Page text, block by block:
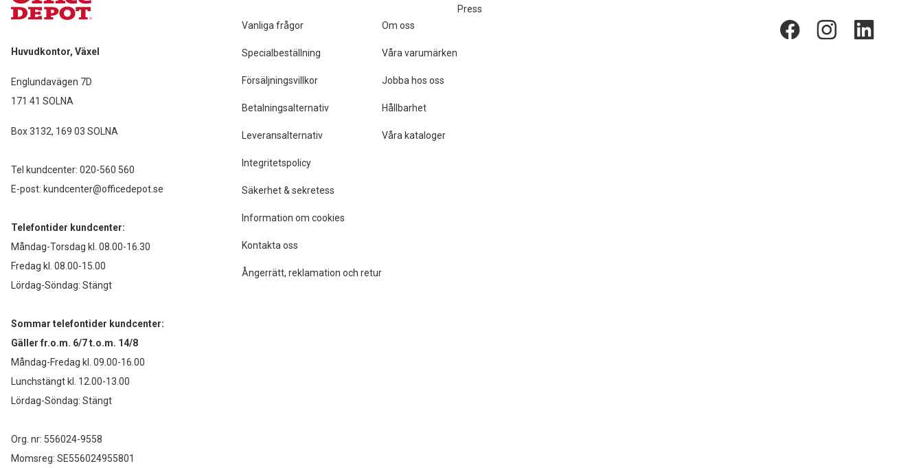
Huvudkontor, Växel
Englundavägen 7D
171 41 SOLNA
Box 3132, 169 03 SOLNA
Tel kundcenter: 020-560 560
E-post: kundcenter@officedepot.se
Telefontider kundcenter:
Måndag-Torsdag kl. 08.00-16.30
Fredag kl. 08.00-15.00
Lördag-Söndag: Stängt
Sommar telefontider kundcenter:
Gäller fr.o.m. 6/7 t.o.m. 14/8
Måndag-Fredag kl. 09.00-16.00
Lunchstängt kl. 12.00-13.00
Lördag-Söndag: Stängt
Org. nr: 556024-9558
Momsreg: SE556024955801
Vanliga frågor
Specialbeställning
Försäljningsvillkor
Betalningsalternativ
Leveransalternativ
Integritetspolicy
Säkerhet & sekretess
Information om cookies
Kontakta oss
Ångerrätt, reklamation och retur
Om oss
Våra varumärken
Jobba hos oss
Hållbarhet
Våra kataloger
Press